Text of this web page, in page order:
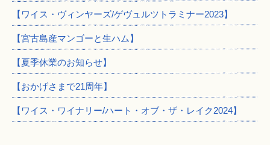
【ワイス・ヴィンヤーズ/ゲヴュルツトラミナー2023】
【宮古島産マンゴーと生ハム】
【夏季休業のお知らせ】
【おかげさまで21周年】
【ワイス・ワイナリー/ハート・オブ・ザ・レイク2024】